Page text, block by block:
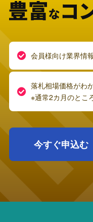
会員様向け業界情
落札相場価格がわ
※通常2カ月のとこ
今すぐ申込む